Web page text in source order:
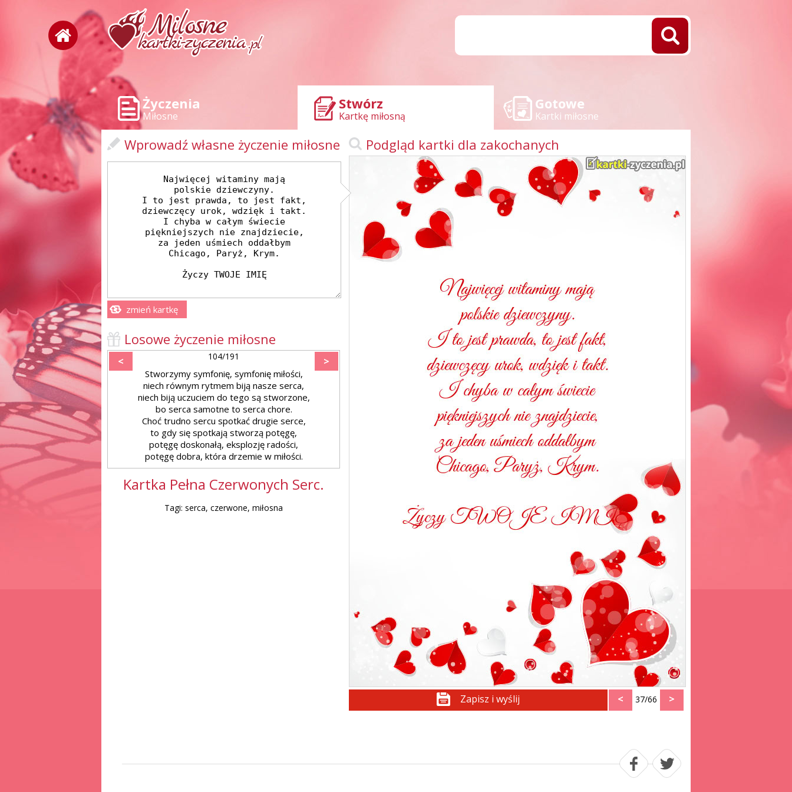
Życzenia
Miłosne
Stwórz
Kartkę miłosną
Gotowe
Kartki miłosne
Wprowadź własne życzenie miłosne
zmień kartkę
Podgląd kartki dla zakochanych
Zapisz i wyślij < 37/66 >
Losowe życzenie miłosne
< 104/191 >
Stworzymy symfonię, symfonię miłości,
niech równym rytmem biją nasze serca,
niech biją uczuciem do tego są stworzone,
bo serca samotne to serca chore.
Choć trudno sercu spotkać drugie serce,
to gdy się spotkają stworzą potęgę,
potęgę doskonałą, eksplozję radości,
potęgę dobra, która drzemie w miłości.
Kartka Pełna Czerwonych Serc.
Tagi: serca, czerwone, miłosna